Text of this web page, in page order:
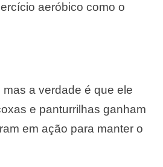
aeróbico como o
a verdade é que ele
e panturrilhas ganham
em ação para manter o